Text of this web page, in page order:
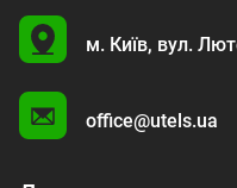
U
м. Київ, вул.
office@utels.ua